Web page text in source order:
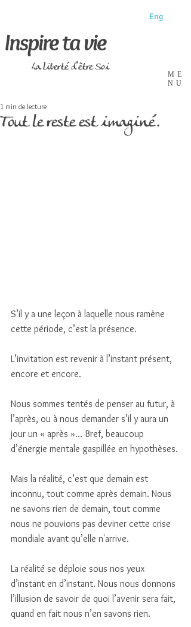
Inspire ta vie
La liberté d'être Soi
ME
NU
Eng
Tout le reste est imaginé.
1 min de lecture
S’il y a une leçon à laquelle nous ramène
cette période, c’est la présence.
L’invitation est revenir à l’instant présent,
encore et encore.
Nous sommes tentés de penser au futur, à
l’après, ou à nous demander s’il y aura un
jour un « après »… Bref, beaucoup
d’énergie mentale gaspillée en hypothèses.
Mais la réalité, c’est que demain est
inconnu, tout comme après demain. Nous
ne savons rien de demain, tout comme
nous ne pouvions pas deviner cette crise
mondiale avant qu’elle n'arrive.
La réalité se déploie sous nos yeux
d’instant en d’instant. Nous nous donnons
l’illusion de savoir de quoi l’avenir sera fait,
quand en fait nous n’en savons rien.